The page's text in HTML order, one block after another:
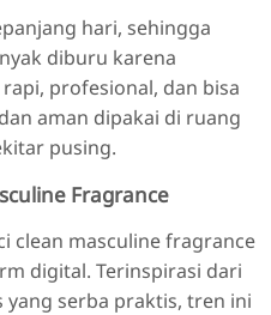
hari, sehingga
diburu karena
profesional, dan bisa
aman dipakai di ruang
pusing.
Fragrance
clean masculine fragrance
digital. Terinspirasi dari
serba praktis, tren ini